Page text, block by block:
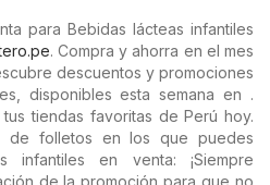
para Bebidas lácteas infantiles
. Compra y ahorra en el mes
descuentos y promociones
disponibles esta semana en .
tiendas favoritas de Perú hoy.
de folletos en los que puedes
infantiles en venta: ¡Siempre
de la promoción para que no